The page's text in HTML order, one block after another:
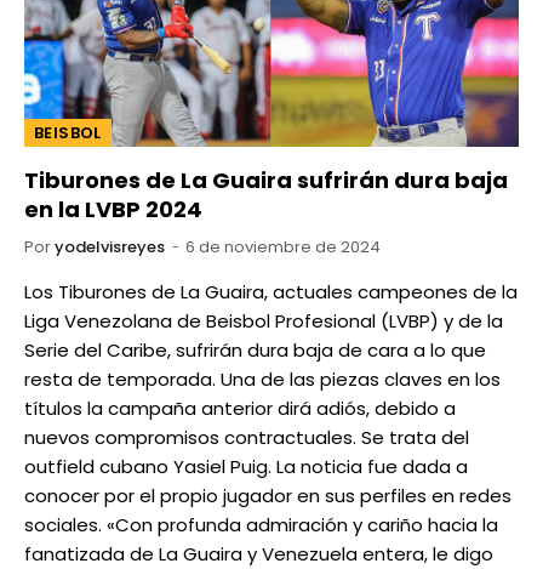
BEISBOL
Tiburones de La Guaira sufrirán dura baja
en la LVBP 2024
Poryodelvisreyes 6 de noviembre de 2024
Los Tiburones de La Guaira, actuales campeones de la
Liga Venezolana de Beisbol Profesional (LVBP) y de la
Serie del Caribe, sufrirán dura baja de cara a lo que
resta de temporada. Una de las piezas claves en los
títulos la campaña anterior dirá adiós, debido a
nuevos compromisos contractuales. Se trata del
outfield cubano Yasiel Puig. La noticia fue dada a
conocer por el propio jugador en sus perfiles en redes
sociales. «Con profunda admiración y cariño hacia la
fanatizada de La Guaira y Venezuela entera, le digo